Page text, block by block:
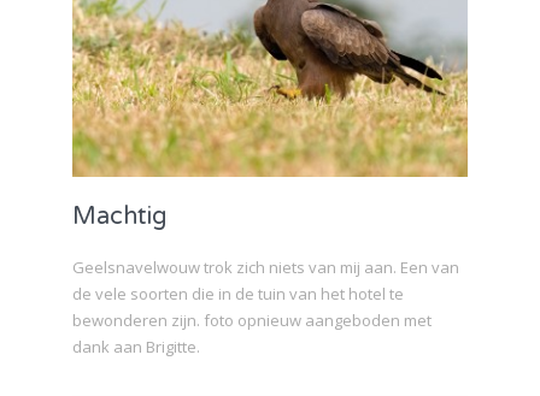
Machtig
Geelsnavelwouw trok zich niets van mij aan. Een van
de vele soorten die in de tuin van het hotel te
bewonderen zijn. foto opnieuw aangeboden met
dank aan Brigitte.